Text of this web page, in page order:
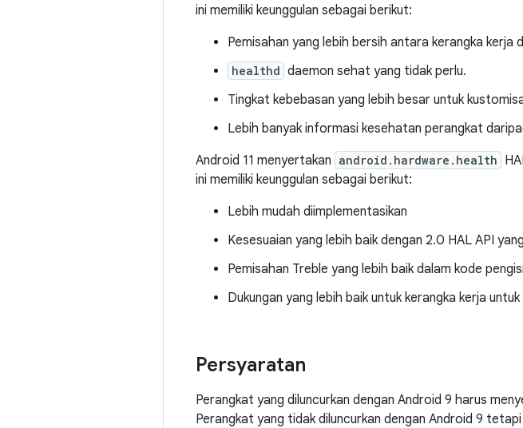
ini memiliki keunggulan sebagai berikut:
Pemisahan yang lebih bersih antara kerangka kerja
healthd daemon sehat yang tidak perlu.
Tingkat kebebasan yang lebih besar untuk
Lebih banyak informasi kesehatan perangkat
Android 11 menyertakan android.hardware.health
ini memiliki keunggulan sebagai berikut:
Lebih mudah diimplementasikan
Kesesuaian yang lebih baik dengan 2.0 HAL API
Pemisahan Treble yang lebih baik dalam kode
Dukungan yang lebih baik untuk kerangka kerja
Persyaratan
Perangkat yang diluncurkan dengan Android 9 harus
Perangkat yang tidak diluncurkan dengan Android 9